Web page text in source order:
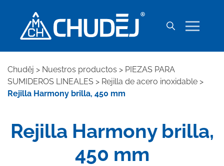
Chuděj > Nuestros productos > PIEZAS PARA
SUMIDEROS LINEALES > Rejilla de acero inoxidable >
Rejilla Harmony brilla, 450 mm
Rejilla Harmony brilla,
450 mm